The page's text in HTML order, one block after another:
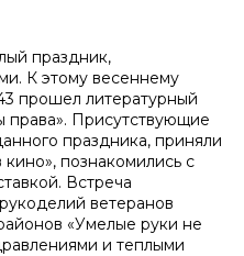
праздник,
К этому весеннему
прошел литературный
права». Присутствующие
праздника, приняли
познакомились с
Встреча
ветеранов
«Умелые руки не
и теплыми